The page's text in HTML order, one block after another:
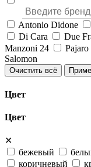
Antonio Didone
Di Cara
Due
Manzoni 24
Pajaro
Salomon
Очистить всё
Цвет
Цвет
✕
бежевый
коричневый